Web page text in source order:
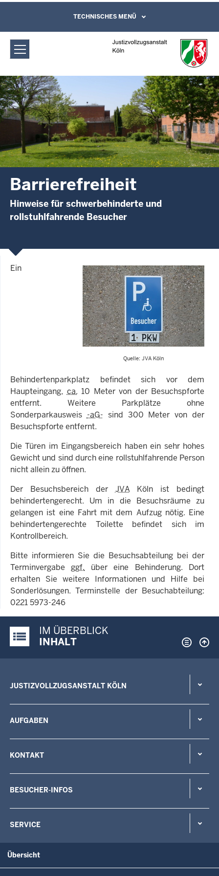
Justizvollzugsanstalt Köln:
Barrierefreiheit
Direkt zum Inhalt
Leichte Sprache, Gebärdensprachenvideo
und Kontaktformular
TECHNISCHES MENÜ
Barrierefreiheit
Hinweise für schwerbehinderte und
rollstuhlfahrende Besucher
Quelle: JVA Köln
Ein
Behindertenparkplatz befindet sich vor dem
Haupteingang, ca. 10 Meter von der Besuchspforte
entfernt. Weitere Parkplätze ohne
Sonderparkausweis -aG- sind 300 Meter von der
Besuchspforte entfernt.
Die Türen im Eingangsbereich haben ein sehr hohes
Gewicht und sind durch eine rollstuhlfahrende Person
nicht allein zu öffnen.
Der Besuchsbereich der JVAKöln ist bedingt
behindertengerecht. Um in die Besuchsräume zu
gelangen ist eine Fahrt mit dem Aufzug nötig. Eine
behindertengerechte Toilette befindet sich im
Kontrollbereich.
Bitte informieren Sie die Besuchsabteilung bei der
Terminvergabeggf. über eine Behinderung. Dort
erhalten Sie weitere Informationen und Hilfe bei
Sonderlösungen. Terminstelle der Besuchabteilung:
0221 5973-246
Justiz-Portal im Überblick:
IM ÜBERBLICK
INHALT
JUSTIZVOLLZUGSANSTALT KÖLN
AUFGABEN
KONTAKT
BESUCHER-INFOS
SERVICE
Übersicht